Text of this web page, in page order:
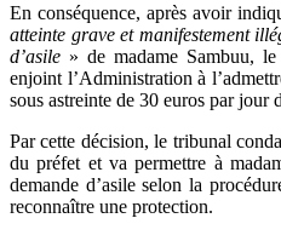
En conséquence, après avoir
atteinte grave et manifestement
d’asile » de madame Sambuu,
enjoint l’Administration à
sous astreinte de 30 euros par jour
Par cette décision, le tribunal
du préfet et va permettre à
demande d’asile selon la
reconnaître une protection.